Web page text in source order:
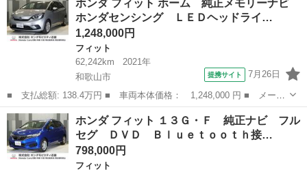
５Ｘ Ｓパッケージ バックカメラ ハーフレザー ■ 排気量：
1500cc...
ホンダ フィット ホーム 純正メモリーナビ
ホンダセンシング ＬＥＤヘッドライ…
1,248,000円
フィット
62,242km
2021年
和歌山市
提携サイト 7月26日
■ 支払総額: 138.4万円 ■ 車両本体価格： 1,248,000 円 ■ メーカ
ー名： ホンダ ■ 車種名： フィット ■ グレード名： ホーム
純正メモリーナビ ホンダセンシング ＬＥＤヘッドライト ＥＴ
Ｃ ドライ...
和歌山 和歌山市 フィット
ホンダ フィット １３Ｇ・Ｆ 純正ナビ フル
セグ ＤＶＤ Ｂｌｕｅｔｏｏｔｈ接…
798,000円
フィット